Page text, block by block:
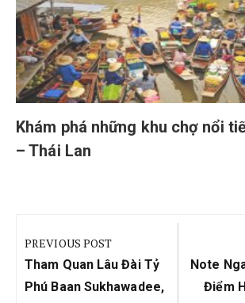
Khám phá những khu chợ nổi
– Thái Lan
hướng
bài
viết
PREVIOUS POST
Previous
Post:
Tham Quan Lâu Đài Tỷ
Phú Baan Sukhawadee,
Next
Post:
Note
Điểm